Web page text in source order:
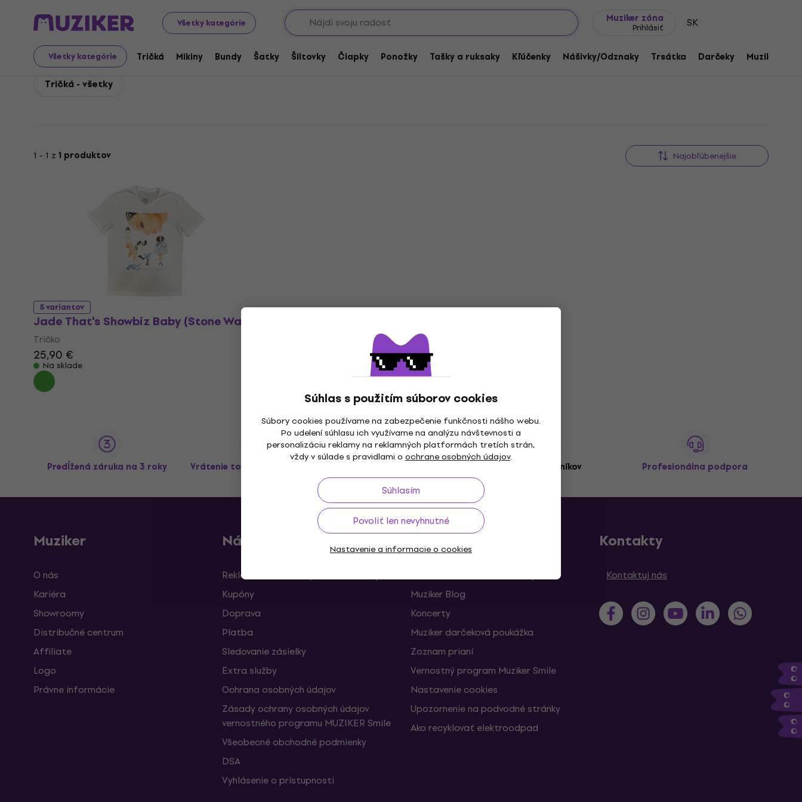
Všetky kategórie
Muziker zóna
Prihlásiť SK
Všetky kategórie Tričká Mikiny Bundy Šatky Šiltovky Čiapky Ponožky Tašky a ruksaky Kľúčenky Nášivky/Odznaky Trsátka Darčeky Muziker
Súhlas s použitím súborov cookies
Súbory cookies používame na zabezpečenie funkčnosti nášho webu.
Po udelení súhlasu ich využívame na analýzu návštevnosti a
personalizáciu reklamy na reklamných platformách tretích strán,
vždy v súlade s pravidlami o ochrane osobných údajov.
Súhlasím
Povoliť len nevyhnutné
Nastavenie a informacie o cookies
Jade Hudobný Merch Jade Hudobné tričká
Jade Hudobné tričká
Tričká - všetky
1 - 1 z 1 produktov Najobľúbenejšie
5 variantov
Jade That's Showbiz Baby (Stone Wash)
Tričko
25,90 €
Na sklade
Predĺžená záruka na 3 roky Vrátenie tovaru až do 30 dní 3M+ zákazníkov Profesionálna podpora
Muziker
O nás
Kariéra
Showroomy
Distribučné centrum
Affiliate
Logo
Právne informácie
Nákup
Reklamácie a odstúpenia od zmluvy
Kupóny
Doprava
Platba
Sledovanie zásielky
Extra služby
Ochrana osobných údajov
Zásady ochrany osobných údajov
vernostného programu MUZIKER Smile
Všeobecné obchodné podmienky
DSA
Vyhlásenie o prístupnosti
Užitočné
Muziker Blog
Koncerty
Muziker darčeková poukážka
Zoznam prianí
Vernostný program Muziker Smile
Nastavenie cookies
Upozornenie na podvodné stránky
Ako recyklovať elektroodpad
Kontakty
Kontaktuj nás